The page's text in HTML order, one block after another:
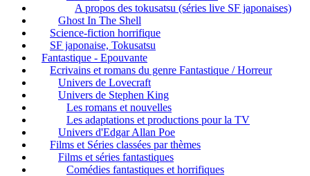
A propos des tokusatsu (séries live SF japonaises)
Ghost In The Shell
Science-fiction horrifique
SF japonaise, Tokusatsu
Fantastique - Epouvante
Ecrivains et romans du genre Fantastique / Horreur
Univers de Lovecraft
Univers de Stephen King
Les romans et nouvelles
Les adaptations et productions pour la TV
Univers d'Edgar Allan Poe
Films et Séries classées par thèmes
Films et séries fantastiques
Comédies fantastiques et horrifiques